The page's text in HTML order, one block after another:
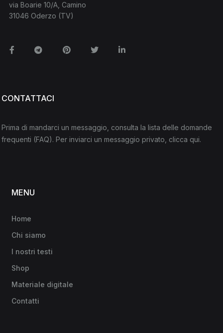
via Boarie 10/A, Camino
31046 Oderzo (TV)
FacebookTelegramPinterestTwitterLinkedin
CONTATTACI
Prima di mandarci un messaggio, consulta la lista delle domande
frequenti (FAQ). Per inviarci un messaggio privato, clicca qui.
MENU
Home
Chi siamo
I nostri testi
Shop
Materiale digitale
Contatti